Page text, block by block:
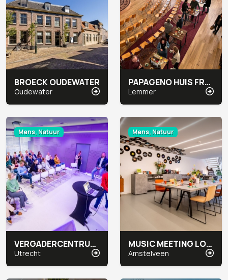
BROECK OUDEWATER
Oudewater
PAPAGENO HUIS FRYSLÂN
Lemmer
Mens, Natuur
VERGADERCENTRUM JAARBEURS MEETUP
Utrecht
Mens, Natuur
MUSIC MEETING LOUNGE
Amstelveen